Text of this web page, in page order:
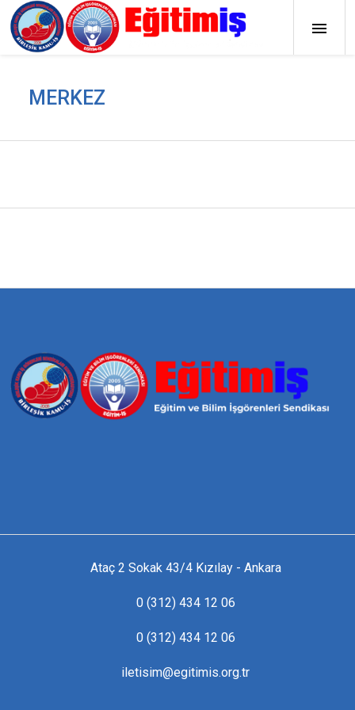
MERKEZ
Ataç 2 Sokak 43/4 Kızılay - Ankara
0 (312) 434 12 06
0 (312) 434 12 06
iletisim@egitimis.org.tr